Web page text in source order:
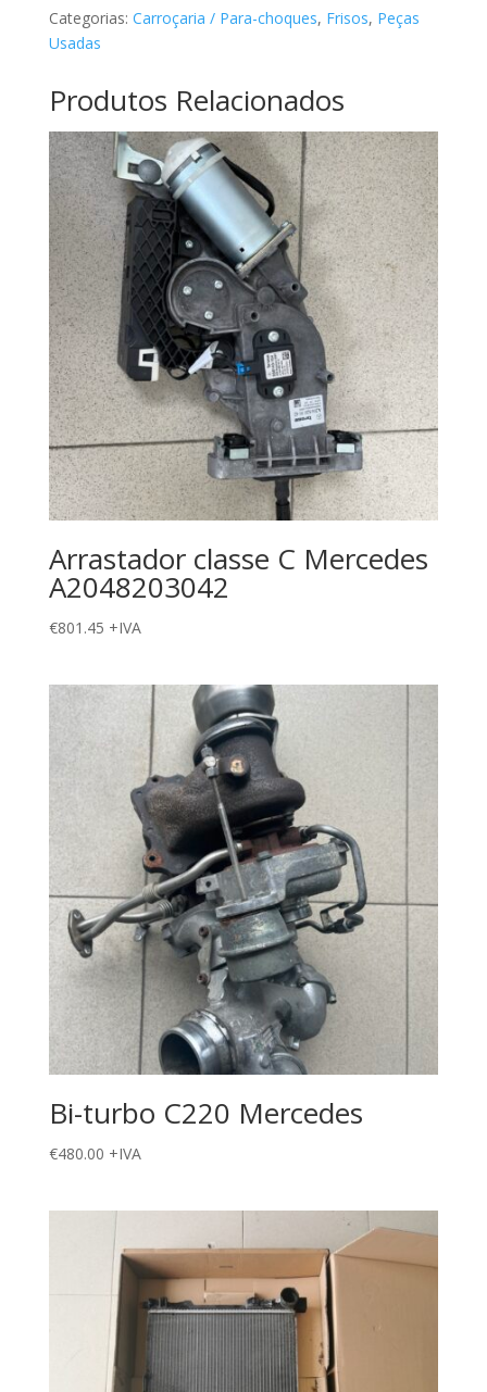
choques
classe
AMG
Mercedes
A1768854900
Categorias: Carroçaria / Para-choques, Frisos, Peças
Usadas
Produtos Relacionados
Arrastador classe C Mercedes
A2048203042
€801.45 +IVA
Bi-turbo C220 Mercedes
€480.00 +IVA